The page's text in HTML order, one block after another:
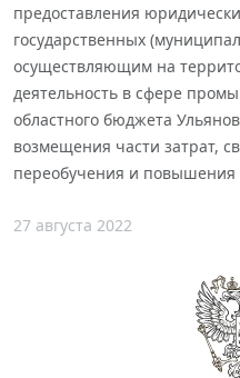
предоставления
государственных
осуществляющим на
деятельность в сфере
областного бюджета
возмещения части затрат,
переобучения и повышения
27 августа 2022